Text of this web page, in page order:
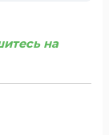
на